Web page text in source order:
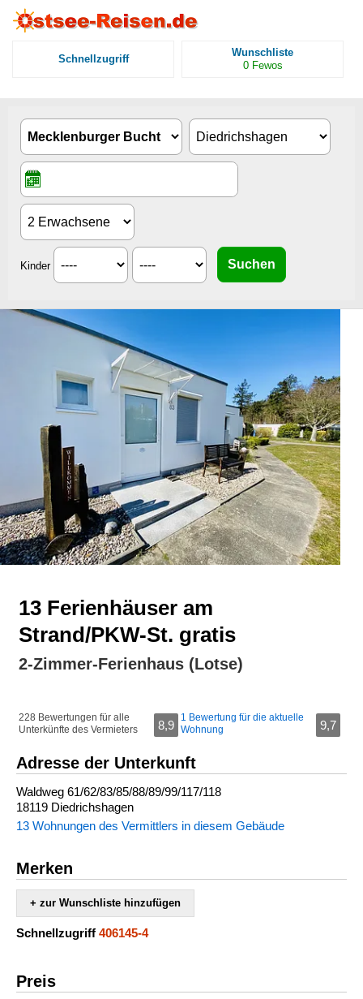
Schnellzugriff
Wunschliste
0 Fewos
Kinder
13 Ferienhäuser am
Strand/PKW-St. gratis
2-Zimmer-Ferienhaus (Lotse)
228 Bewertungen für alle
Unterkünfte des Vermieters
8,9
1 Bewertung für die aktuelle
Wohnung
9,7
Adresse der Unterkunft
Waldweg 61/62/83/85/88/89/99/117/118
18119 Diedrichshagen
13 Wohnungen des Vermittlers in diesem Gebäude
Merken
+ zur Wunschliste hinzufügen
Schnellzugriff 406145-4
Preis